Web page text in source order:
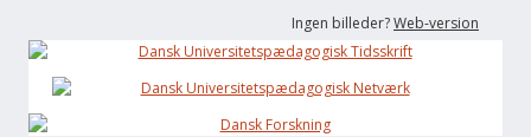
Ingen billeder?Web-version